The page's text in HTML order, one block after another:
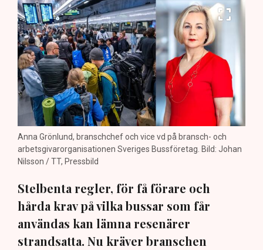
Anna Grönlund, branschchef och vice vd på bransch- och
arbetsgivarorganisationen Sveriges Bussföretag. Bild: Johan
Nilsson / TT, Pressbild
Stelbenta regler, för få förare och
hårda krav på vilka bussar som får
användas kan lämna resenärer
strandsatta. Nu kräver branschen